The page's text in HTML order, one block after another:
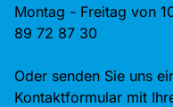
Montag - Freitag von
89 72 87 30
Oder senden Sie uns
Kontaktformular mit